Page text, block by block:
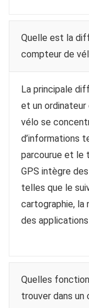
Quelle est la
compteur de
La principale
et un
vélo se
d’informations
parcourue et le
GPS intègre
telles que le
cartographie, la
des
Quelles
trouver dans un